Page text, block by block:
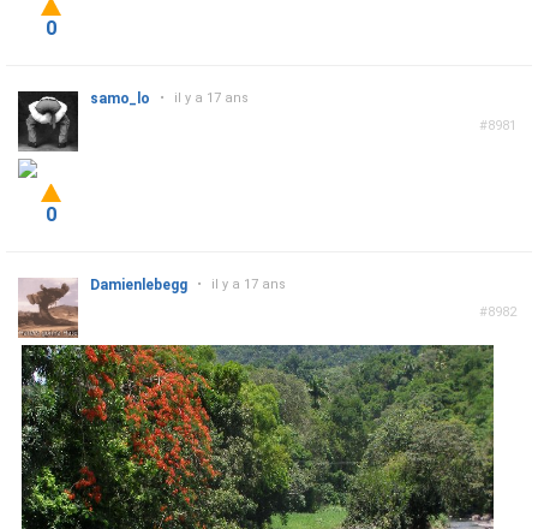
0
#8981
samo_lo • il y a 17 ans
0
#8982
Damienlebegg • il y a 17 ans